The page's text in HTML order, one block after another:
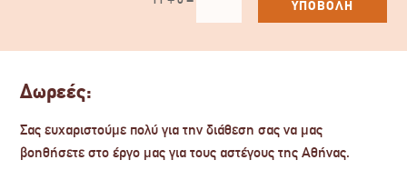
ΥΠΟΒΟΛΗ
Δωρεές:
Σας ευχαριστούμε πολύ για την διάθεση σας να μας
βοηθήσετε στο έργο μας για τους αστέγους της Αθήνας.